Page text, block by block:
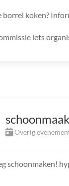
koken?
iets
schoonmaak
Overig
schoonmaken!